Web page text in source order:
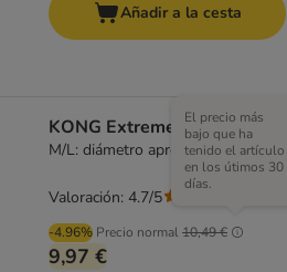
Añadir a la cesta
KONG Extreme Ball
M/L: diámetro aprox.: 7,5 cm
-4.96% Precio normal10,49 €
El precio más
bajo que ha
tenido el artículo
en los útimos 30
días.
9,97 €
Valoración: 4.7/5